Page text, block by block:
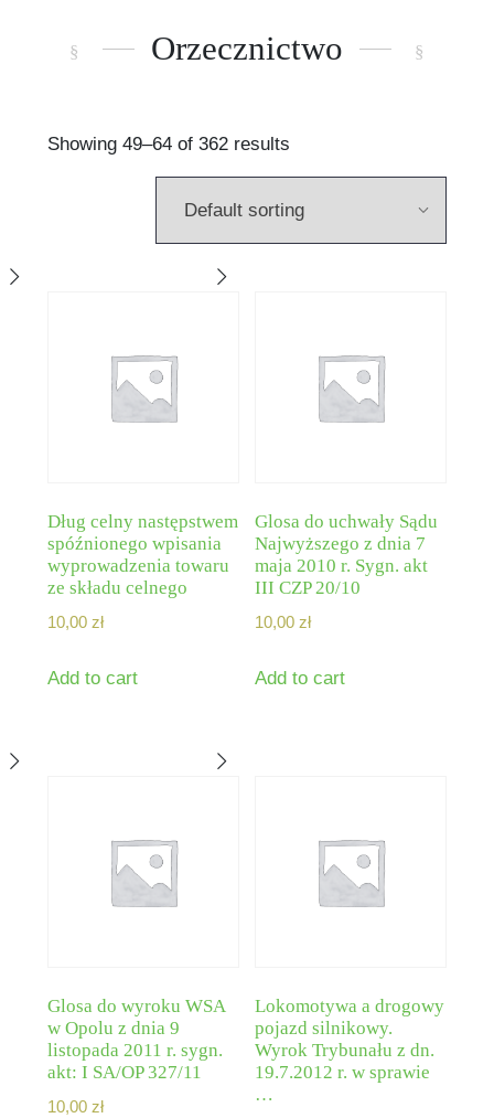
Orzecznictwo
Showing 49–64 of 362 results
Dług celny następstwem
spóźnionego wpisania
wyprowadzenia towaru
ze składu celnego
10,00 zł
Add to cart
Glosa do uchwały Sądu
Najwyższego z dnia 7
maja 2010 r. Sygn. akt
III CZP 20/10
10,00zł
Add to cart
Glosa do wyroku WSA
w Opolu z dnia 9
listopada 2011 r. sygn.
akt: I SA/OP 327/11
10,00 zł
Lokomotywa a drogowy
pojazd silnikowy.
Wyrok Trybunału z dn.
19.7.2012 r. w sprawie
…